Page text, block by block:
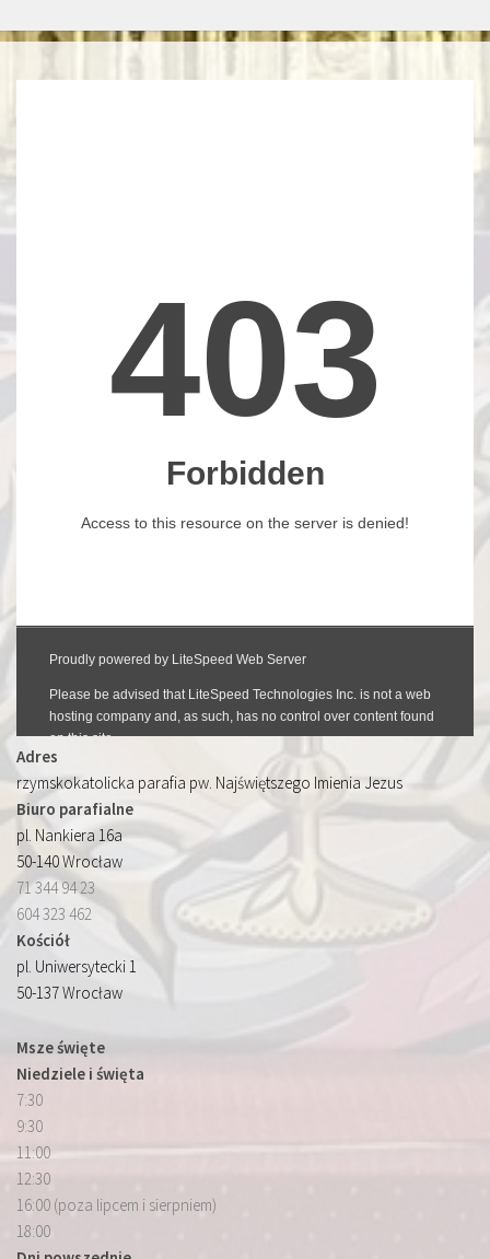
Adres
rzymskokatolicka parafia pw. Najświętszego Imienia Jezus
Biuro parafialne
pl. Nankiera 16a
50-140 Wrocław
71 344 94 23
604 323 462
Kościół
pl. Uniwersytecki 1
50-137 Wrocław
Msze święte
Niedziele i święta
7:30
9:30
11:00
12:30
16:00 (poza lipcem i sierpniem)
18:00